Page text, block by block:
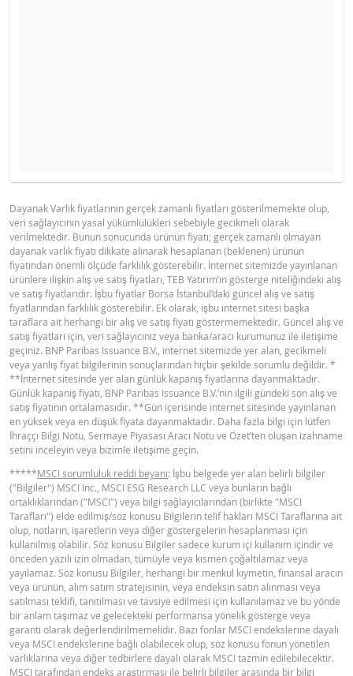
Ürün primi doğru hesaplanamayacak kadar düşüktü,
YASAL DOKÜMANLAR
BNPP SPK ONAYLI OZET (12 MAYIS
2026 IHRACI)
BNPP SPK ONAYLI SERMAYE PIYASASI
ARACI NOTU (12 MAYIS 2026 IHRACI) 1
BNPP SPK ONAYLI SERMAYE PIYASASI
ARACI NOTU (12 MAYIS 2026 IHRACI) 2
PDF
FIYAT BILGISI
Latest Product Quotes
GÖSTERGE FIYAT TABLOSU
Gösterge fiyat hesaplanamadı.
Dayanak Varlık fiyatlarının gerçek zamanlı fiyatları gösterilmemekte olup,
veri sağlayıcının yasal yükümlülükleri sebebiyle gecikmeli olarak
verilmektedir. Bunun sonucunda ürünün fiyatı; gerçek zamanlı olmayan
dayanak varlık fiyatı dikkate alınarak hesaplanan (beklenen) ürünün
fiyatından önemli ölçüde farklılık gösterebilir. İnternet sitemizde yayınlanan
ürünlere ilişkin alış ve satış fiyatları, TEB Yatırım’ın gösterge niteliğindeki alış
ve satış fiyatlarıdır. İşbu fiyatlar Borsa İstanbul’daki güncel alış ve satış
fiyatlarından farklılık gösterebilir. Ek olarak, işbu internet sitesi başka
taraflara ait herhangi bir alış ve satış fiyatı göstermemektedir. Güncel alış ve
satış fiyatları için, veri sağlayıcınız veya banka/aracı kurumunuz ile iletişime
geçiniz. BNP Paribas Issuance B.V., internet sitemizde yer alan, gecikmeli
veya yanlış fiyat bilgilerinin sonuçlarından hiçbir şekilde sorumlu değildir. *
**İnternet sitesinde yer alan günlük kapanış fiyatlarına dayanmaktadır.
Günlük kapanış fiyatı, BNP Paribas Issuance B.V.’nin ilgili gündeki son alış ve
satış fiyatının ortalamasıdır. **Gün içerisinde internet sitesinde yayınlanan
en yüksek veya en düşük fiyata dayanmaktadır. Daha fazla bilgi için lütfen
İhraççı Bilgi Notu, Sermaye Piyasası Aracı Notu ve Özet’ten oluşan izahname
setini inceleyin veya bizimle iletişime geçin.
*****MSCI sorumluluk reddi beyanı: İşbu belgede yer alan belirli bilgiler
("Bilgiler") MSCI Inc., MSCI ESG Research LLC veya bunların bağlı
ortaklıklarından ("MSCI") veya bilgi sağlayıcılarından (birlikte "MSCI
Tarafları") elde edilmiş/söz konusu Bilgilerin telif hakları MSCI Taraflarına ait
olup, notların, işaretlerin veya diğer göstergelerin hesaplanması için
kullanılmış olabilir. Söz konusu Bilgiler sadece kurum içi kullanım içindir ve
önceden yazılı izin olmadan, tümüyle veya kısmen çoğaltılamaz veya
yayılamaz. Söz konusu Bilgiler, herhangi bir menkul kıymetin, finansal aracın
veya ürünün, alım satım stratejisinin, veya endeksin satın alınması veya
satılması teklifi, tanıtılması ve tavsiye edilmesi için kullanılamaz ve bu yönde
bir anlam taşımaz ve gelecekteki performansa yönelik gösterge veya
garanti olarak değerlendirilmemelidir. Bazı fonlar MSCI endekslerine dayalı
veya MSCI endekslerine bağlı olabilecek olup, söz konusu fonun yönetilen
varlıklarına veya diğer tedbirlere dayalı olarak MSCI tazmin edilebilecektir.
MSCI tarafından endeks araştırması ile belirli bilgiler arasında bir bilgi